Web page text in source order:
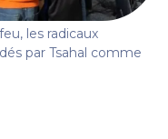
les radicaux
par Tsahal comme